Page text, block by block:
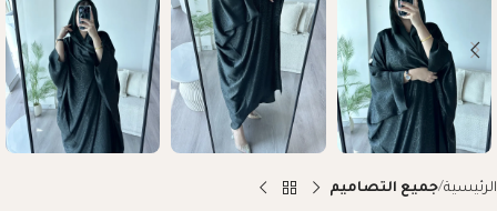
الرئيسية جميع التصاميم